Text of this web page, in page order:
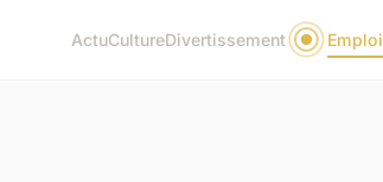
ActuCultureDivertissement Emploi